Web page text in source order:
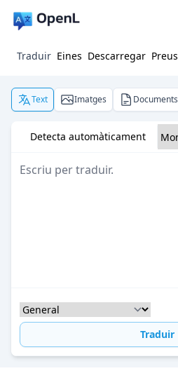
Traduir Eines Descarregar Preus
Text Imatges Documents
Detecta automàticament
Traduir